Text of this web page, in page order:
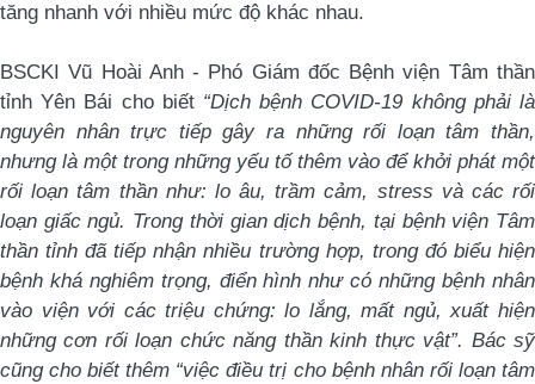
tăng nhanh với nhiều mức độ khác nhau.
BSCKI Vũ Hoài Anh - Phó Giám đốc Bệnh viện Tâm thần
tỉnh Yên Bái cho biết “Dịch bệnh COVID-19 không phải là
nguyên nhân trực tiếp gây ra những rối loạn tâm thần,
nhưng là một trong những yếu tố thêm vào để khởi phát một
rối loạn tâm thần như: lo âu, trầm cảm, stress và các rối
loạn giấc ngủ. Trong thời gian dịch bệnh, tại bệnh viện Tâm
thần tỉnh đã tiếp nhận nhiều trường hợp, trong đó biểu hiện
bệnh khá nghiêm trọng, điển hình như có những bệnh nhân
vào viện với các triệu chứng: lo lắng, mất ngủ, xuất hiện
những cơn rối loạn chức năng thần kinh thực vật”. Bác sỹ
cũng cho biết thêm “việc điều trị cho bệnh nhân rối loạn tâm